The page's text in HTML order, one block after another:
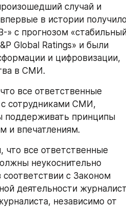
случай и
в истории получило
с прогнозом
Global Ratings» и были
и цифровизации,
в СМИ.
все ответственные
сотрудниками СМИ,
поддерживать принципы
и впечатлениям.
что все ответственные
неукоснительно
с Законом
деятельности
независимо от